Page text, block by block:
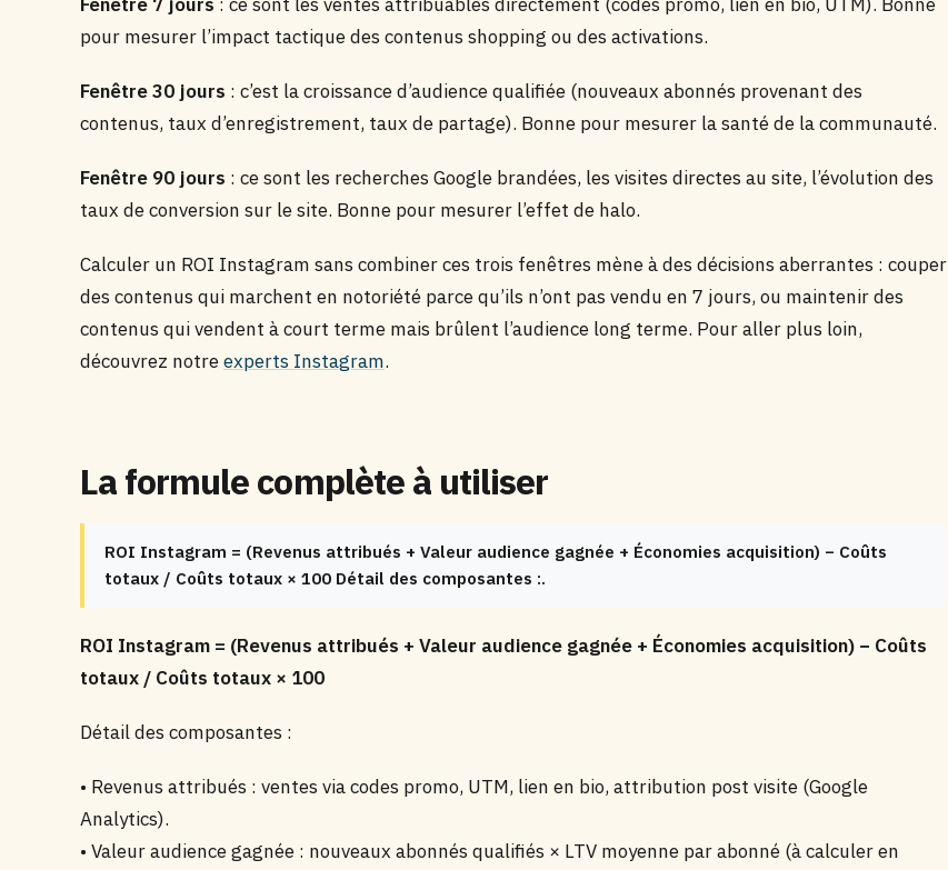
pour mesurer l’impact tactique des contenus shopping ou des activations.
Fenêtre 30 jours : c’est la croissance d’audience qualifiée (nouveaux abonnés provenant des
contenus, taux d’enregistrement, taux de partage). Bonne pour mesurer la santé de la communauté.
Fenêtre 90 jours : ce sont les recherches Google brandées, les visites directes au site, l’évolution des
taux de conversion sur le site. Bonne pour mesurer l’effet de halo.
Calculer un ROI Instagram sans combiner ces trois fenêtres mène à des décisions aberrantes : couper
des contenus qui marchent en notoriété parce qu’ils n’ont pas vendu en 7 jours, ou maintenir des
contenus qui vendent à court terme mais brûlent l’audience long terme. Pour aller plus loin,
découvrez notreexperts Instagram.
La formule complète à utiliser
ROI Instagram = (Revenus attribués + Valeur audience gagnée + Économies acquisition) − Coûts
totaux / Coûts totaux × 100 Détail des composantes :.
ROI Instagram = (Revenus attribués + Valeur audience gagnée + Économies acquisition) − Coûts
totaux / Coûts totaux × 100
Détail des composantes :
• Revenus attribués : ventes via codes promo, UTM, lien en bio, attribution post visite (Google
Analytics).
• Valeur audience gagnée : nouveaux abonnés qualifiés × LTV moyenne par abonné (à calculer en